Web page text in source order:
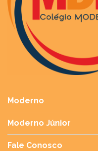
Moderno
Moderno Júnior
Fale Conosco